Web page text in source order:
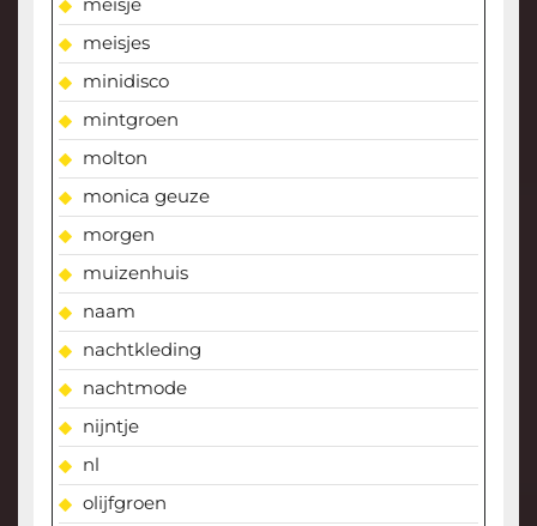
meisje
meisjes
minidisco
mintgroen
molton
monica geuze
morgen
muizenhuis
naam
nachtkleding
nachtmode
nijntje
nl
olijfgroen